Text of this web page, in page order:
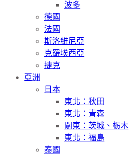
波多
德國
法國
斯洛維尼亞
克羅埃西亞
捷克
亞洲
日本
東北：秋田
東北：青森
關東：茨城、栃木
東北：福島
泰國